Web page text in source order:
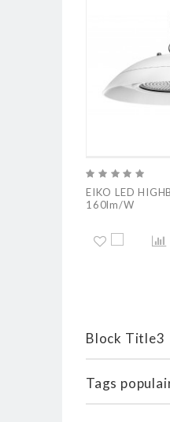
EIKO LED
160lm/W
Block Title3
Tags